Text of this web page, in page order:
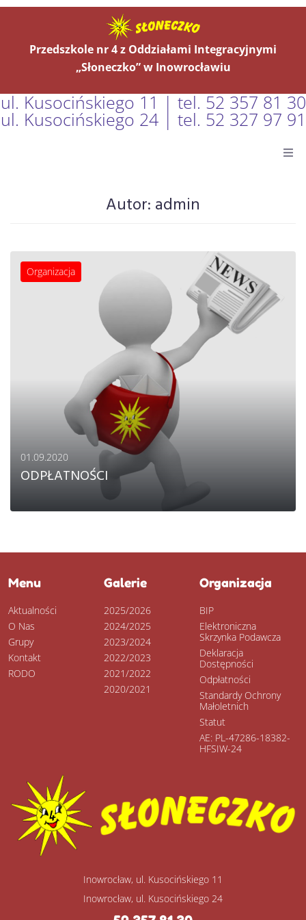
Przedszkole nr 4 z Oddziałami Integracyjnymi
„Słoneczko” w Inowrocławiu
ul. Kusocińskiego 11 | tel. 52 357 81 30
ul. Kusocińskiego 24 | tel. 52 327 97 91
O Nas
Grupy
Kontakt
Autor: admin
Organizacja
01.09.2020
ODPŁATNOŚCI
Menu
Aktualności
O Nas
Grupy
Kontakt
RODO
Galerie
2025/2026
2024/2025
2023/2024
2022/2023
2021/2022
2020/2021
Organizacja
BIP
Elektroniczna
Skrzynka Podawcza
Deklaracja
Dostępności
Odpłatności
Standardy Ochrony
Małoletnich
Statut
AE: PL-47286-18382-
HFSIW-24
Inowrocław, ul. Kusocińskiego 11
Inowrocław, ul. Kusocińskiego 24